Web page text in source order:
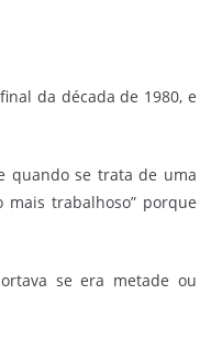
da década de 1980, e
quando se trata de uma
trabalhoso” porque
se era metade ou